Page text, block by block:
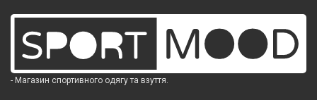
- Магазин спортивного одягу та взуття.